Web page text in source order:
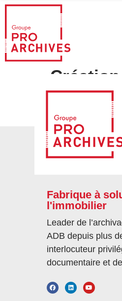
C’est en
d’archivage sur
Fabrique à
l'immobilier
Leader de
ADB depuis plus
interlocuteur
documentaire et